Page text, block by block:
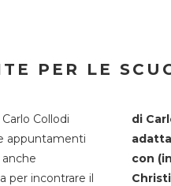
PER LE
Collodi
appuntamenti
per incontrare il
di
con